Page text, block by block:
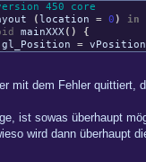
450 core
(location = 0 ) in
mainXXX( )
{
gl_Position
=vPosition
mit dem Fehler quittiert,
ist sowas überhaupt
wird dann überhaupt